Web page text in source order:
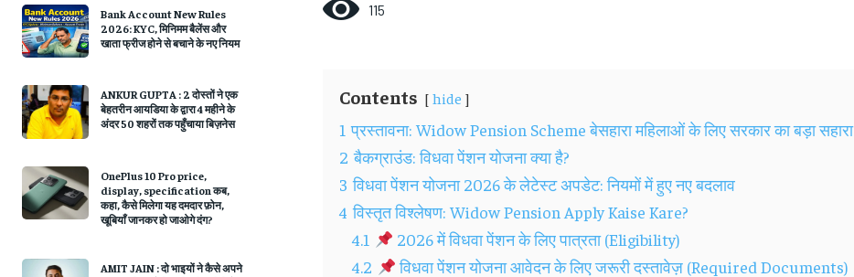
Bank Account New Rules
2026: KYC, मिनिमम बैलेंस और
खाता फ्रीज होने से बचाने के नए नियम
ANKUR GUPTA : 2 दोस्तों ने एक
बेहतरीन आयडिया के द्वारा 4 महीने के
अंदर 50 शहरों तक पहुँचाया बिज़नेस
OnePlus 10 Pro price,
display, specification कब,
कहा, कैसे मिलेगा यह दमदार फ़ोन,
खूबियाँ जानकर हो जाओगे दंग?
AMIT JAIN : दो भाइयों ने कैसे अपने
115
Contents hide
1 प्रस्तावना: Widow Pension Scheme बेसहारा महिलाओं के लिए सरकार का बड़ा सहारा
2 बैकग्राउंड: विधवा पेंशन योजना क्या है?
3 विधवा पेंशन योजना 2026 के लेटेस्ट अपडेट: नियमों में हुए नए बदलाव
4 विस्तृत विश्लेषण: Widow Pension Apply Kaise Kare?
4.1
2026 में विधवा पेंशन के लिए पात्रता (Eligibility)
4.2
विधवा पेंशन योजना आवेदन के लिए जरूरी दस्तावेज़ (Required Documents)